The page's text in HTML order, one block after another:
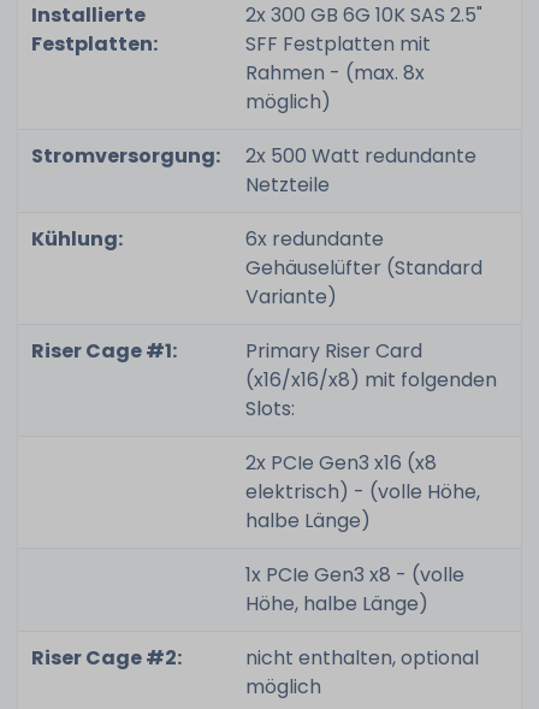
Installierte
Festplatten:
2x 300 GB 6G 10K SAS 2.5"
SFF Festplatten mit
Rahmen - (max. 8x
möglich)
Stromversorgung:
2x 500 Watt redundante
Netzteile
Kühlung:
6x redundante
Gehäuselüfter (Standard
Variante)
Riser Cage #1:
Primary Riser Card
(x16/x16/x8) mit folgenden
Slots:
2x PCIe Gen3 x16 (x8
elektrisch) - (volle Höhe,
halbe Länge)
1x PCIe Gen3 x8 - (volle
Höhe, halbe Länge)
Riser Cage #2:
nicht enthalten, optional
möglich